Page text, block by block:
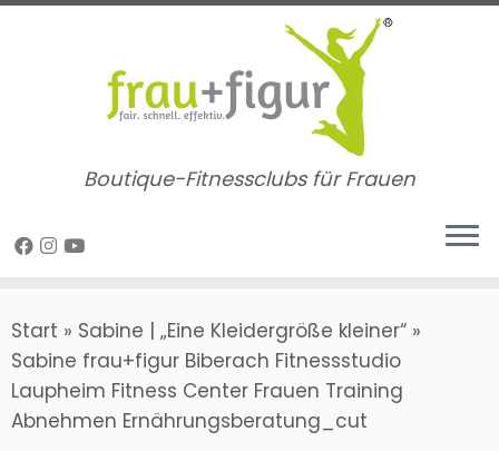
Zum
Boutique-Fitnessclubs für Frauen
Start » Sabine | „Eine Kleidergröße kleiner“ »
Sabine frau+figur Biberach Fitnessstudio
Laupheim Fitness Center Frauen Training
Abnehmen Ernährungsberatung_cut